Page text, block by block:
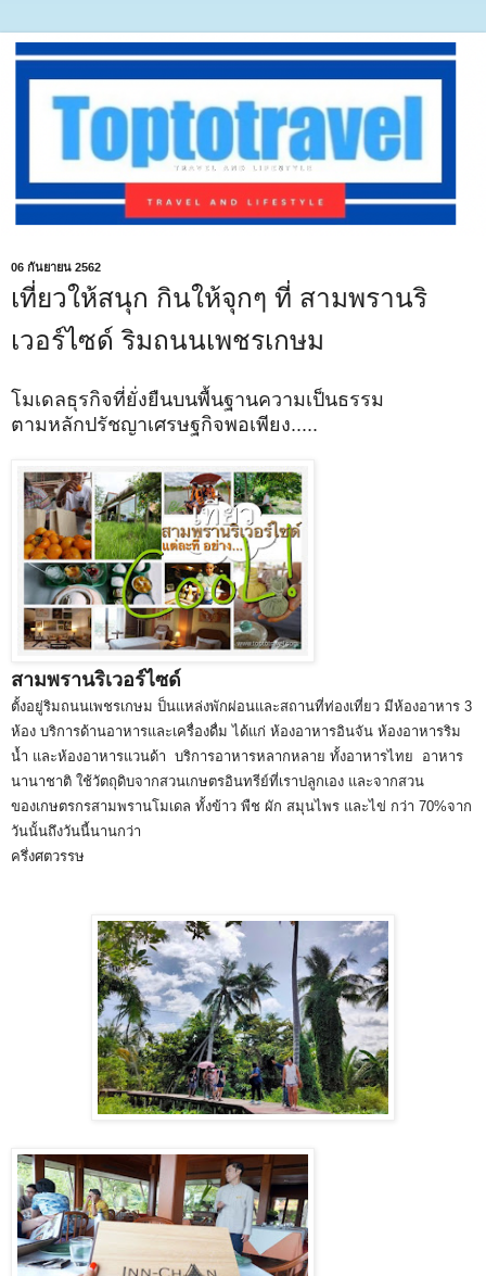
06 กันยายน 2562
เที่ยวให้สนุก กินให้จุกๆ ที่ สามพรานริ
เวอร์ไซด์ ริมถนนเพชรเกษม
โมเดลธุรกิจที่ยั่งยืนบนพื้นฐานความเป็นธรรม
ตามหลักปรัชญาเศรษฐกิจพอเพียง.....
สามพรานริเวอร์ไซด์
ตั้งอยู่ริมถนนเพชรเกษม ป็นแหล่งพักผ่อนและสถานที่ท่องเที่ยว มีห้องอาหาร 3
ห้อง บริการด้านอาหารและเครื่องดื่ม ได้แก่ ห้องอาหารอินจัน ห้องอาหารริม
น้ำ และห้องอาหารแวนด้า บริการอาหารหลากหลาย ทั้งอาหารไทย อาหาร
นานาชาติ ใช้วัตถุดิบจากสวนเกษตรอินทรีย์ที่เราปลูกเอง และจากสวน
ของเกษตรกรสามพรานโมเดล ทั้งข้าว พืช ผัก สมุนไพร และไข่ กว่า 70%จาก
วันนั้นถึงวันนี้นานกว่า
ครึ่งศตวรรษ